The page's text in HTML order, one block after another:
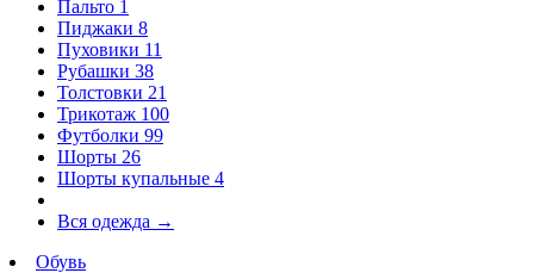
Пальто 1
Пиджаки 8
Пуховики 11
Рубашки 38
Толстовки 21
Трикотаж 100
Футболки 99
Шорты 26
Шорты купальные 4
Вся одежда →
Обувь